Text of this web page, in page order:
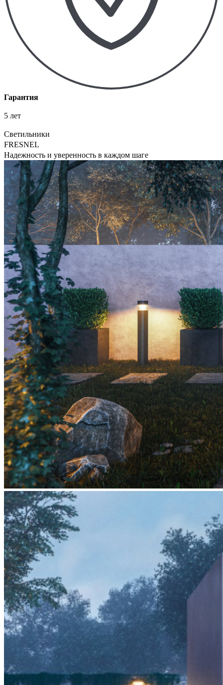
Гарантия
5 лет
Светильники
FRESNEL
Надежность и уверенность в каждом шаге